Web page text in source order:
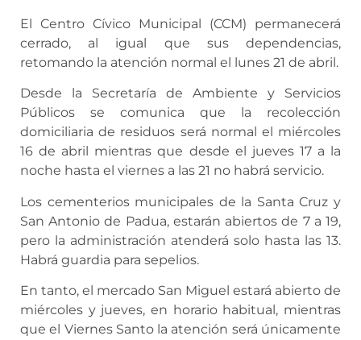
El Centro Cívico Municipal (CCM) permanecerá
cerrado, al igual que sus dependencias,
retomando la atención normal el lunes 21 de abril.
Desde la Secretaría de Ambiente y Servicios
Públicos se comunica que la recolección
domiciliaria de residuos será normal el miércoles
16 de abril mientras que desde el jueves 17 a la
noche hasta el viernes a las 21 no habrá servicio.
Los cementerios municipales de la Santa Cruz y
San Antonio de Padua, estarán abiertos de 7 a 19,
pero la administración atenderá solo hasta las 13.
Habrá guardia para sepelios.
En tanto, el mercado San Miguel estará abierto de
miércoles y jueves, en horario habitual, mientras
que el Viernes Santo la atención será únicamente